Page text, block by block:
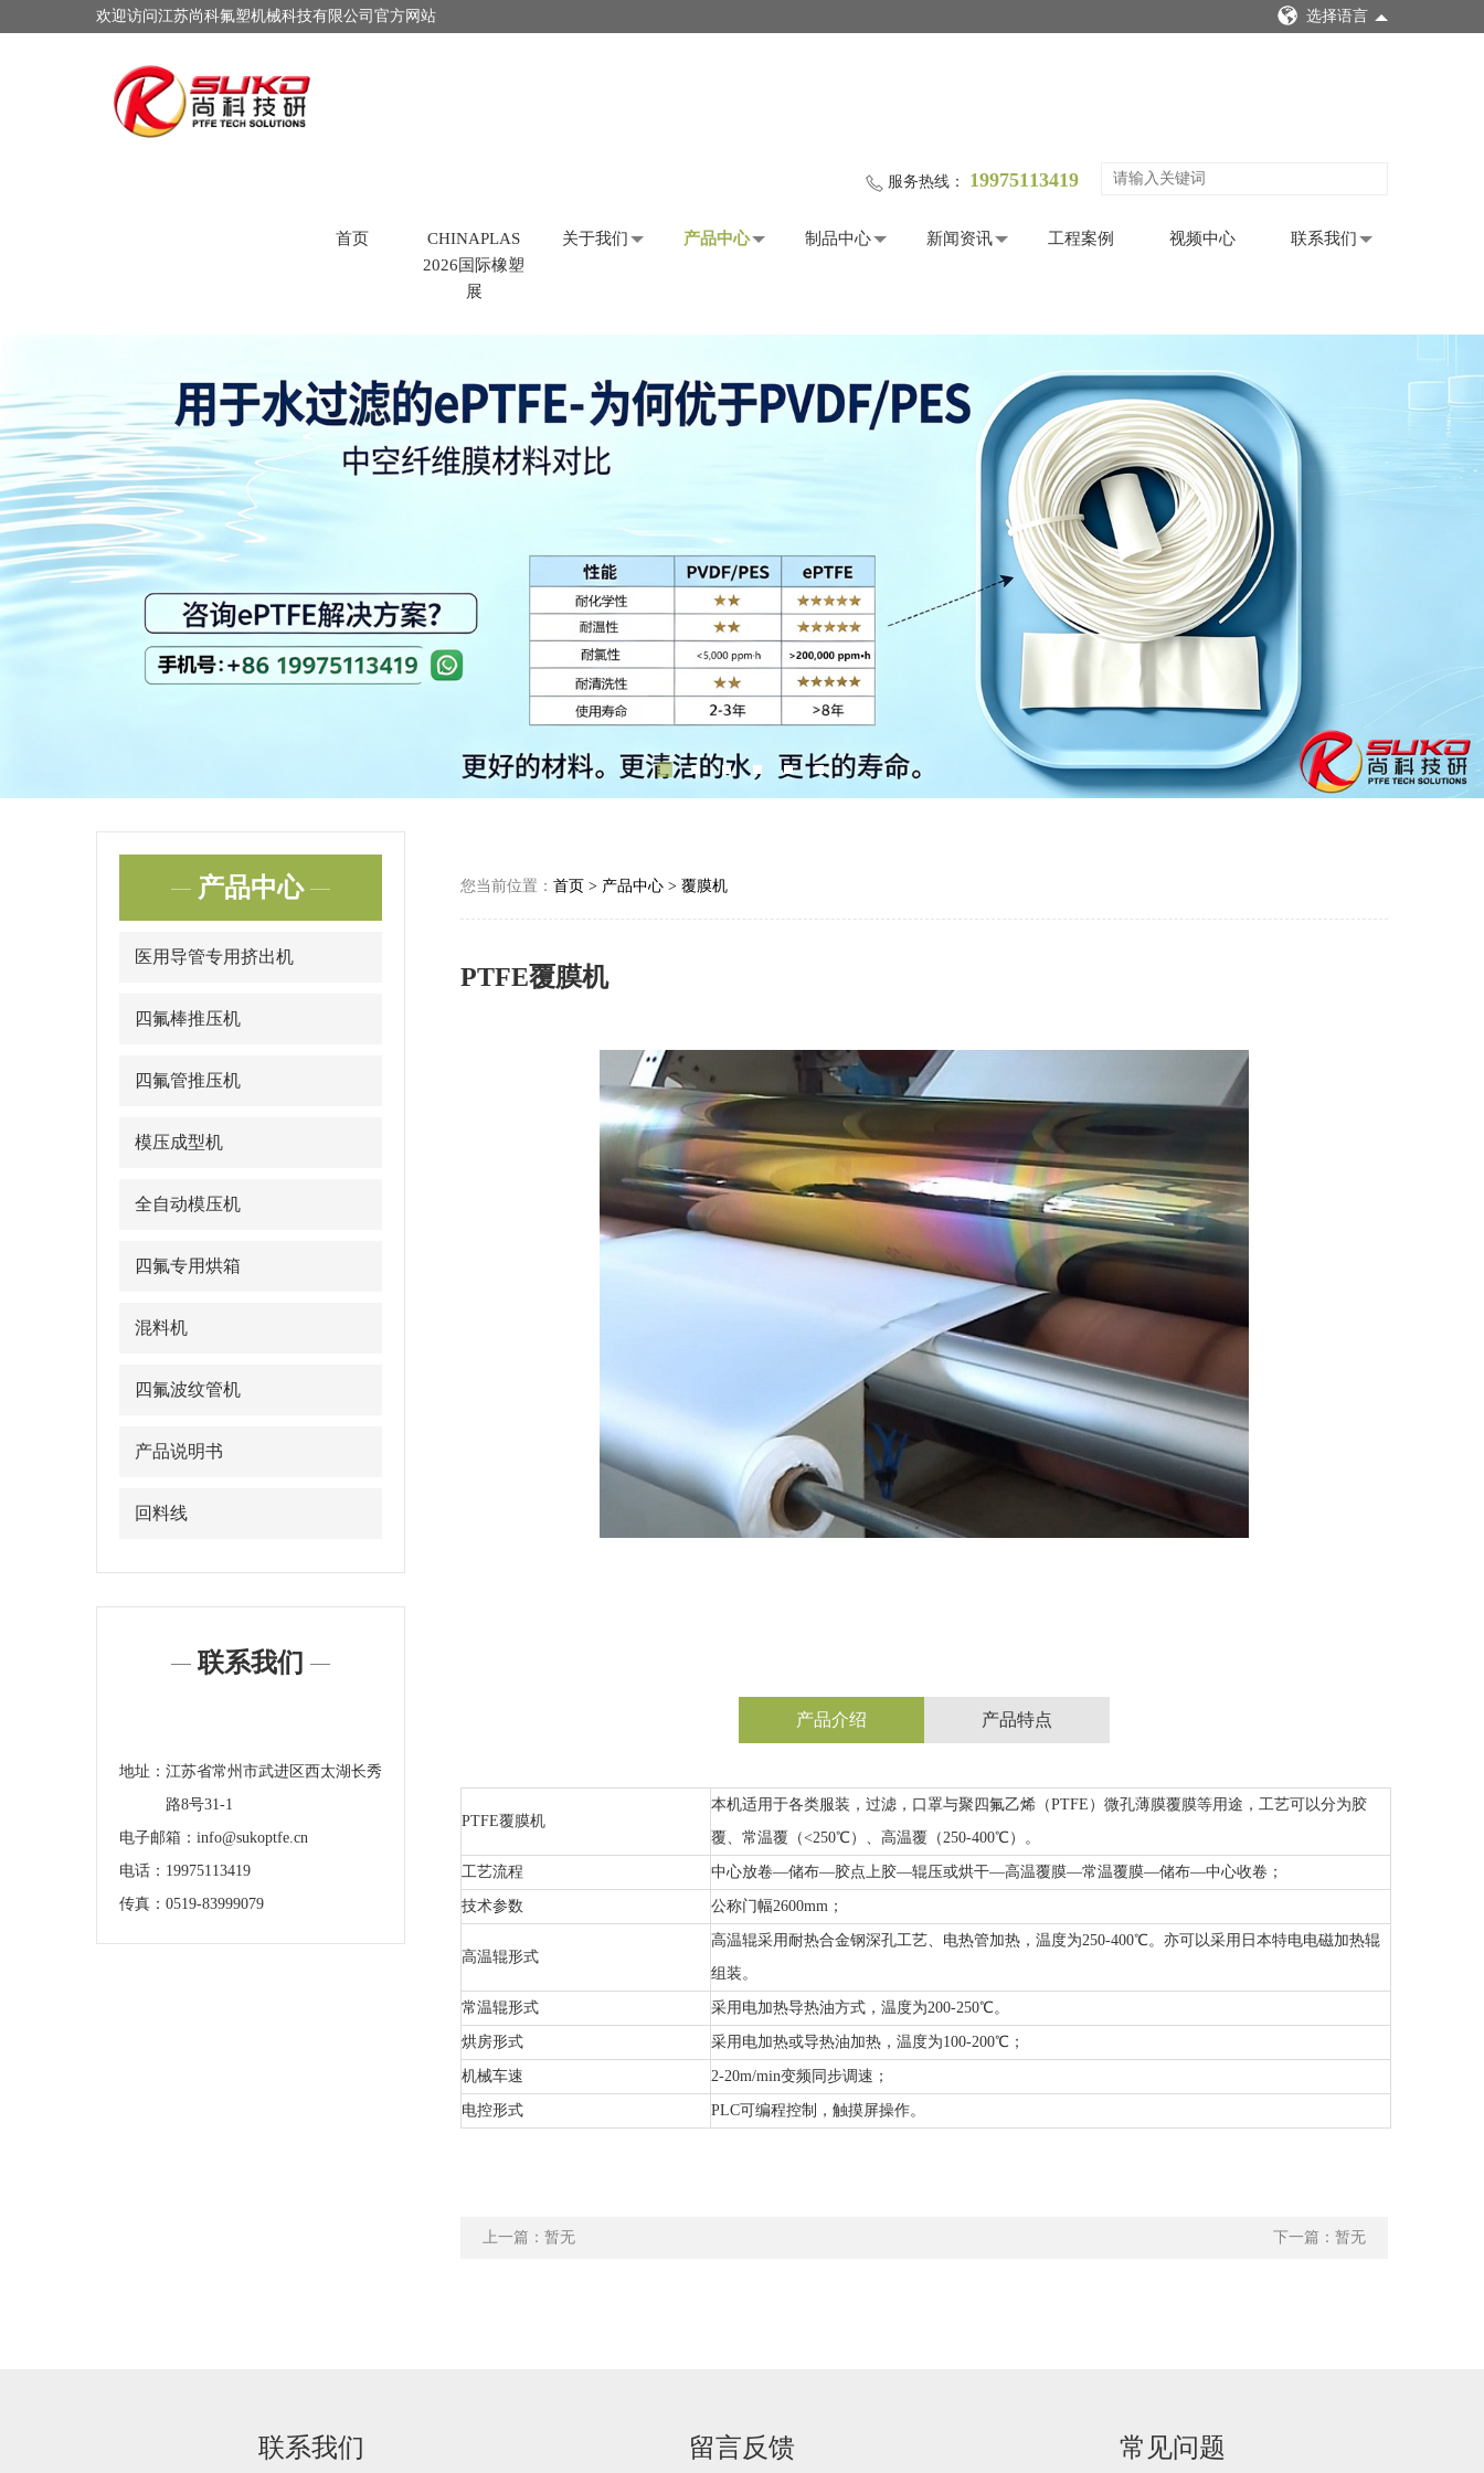
欢迎访问江苏尚科氟塑机械科技有限公司官方网站 选择语言
服务热线： 19975113419
首页
CHINAPLAS
2026国际橡塑
展
关于我们 产品中心 制品中心 新闻资讯 工程案例 视频中心 联系我们
产品中心
医用导管专用挤出机
四氟棒推压机
四氟管推压机
模压成型机
全自动模压机
四氟专用烘箱
混料机
四氟波纹管机
产品说明书
回料线
联系我们
地址： 江苏省常州市武进区西太湖长秀
路8号31-1
电子邮箱：info@sukoptfe.cn
电话：19975113419
传真：0519-83999079
您当前位置： 首页 > 产品中心 > 覆膜机
PTFE覆膜机
产品介绍 产品特点
PTFE覆膜机
本机适用于各类服装，过滤，口罩与聚四氟乙烯（PTFE）微孔薄膜覆膜等用途，工艺可以分为胶
覆、常温覆（<250℃）、高温覆（250-400℃）。
工艺流程 中心放卷—储布—胶点上胶—辊压或烘干—高温覆膜—常温覆膜—储布—中心收卷；
技术参数 公称门幅2600mm；
高温辊形式
高温辊采用耐热合金钢深孔工艺、电热管加热，温度为250-400℃。亦可以采用日本特电电磁加热辊
组装。
常温辊形式 采用电加热导热油方式，温度为200-250℃。
烘房形式 采用电加热或导热油加热，温度为100-200℃；
机械车速 2-20m/min变频同步调速；
电控形式 PLC可编程控制，触摸屏操作。
上一篇：暂无 下一篇：暂无
联系我们 留言反馈 常见问题